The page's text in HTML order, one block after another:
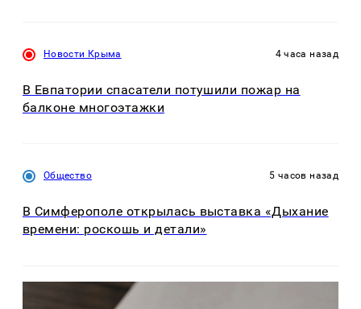
Новости Крыма 4 часа назад
В Евпатории спасатели потушили пожар на
балконе многоэтажки
Общество 5 часов назад
В Симферополе открылась выставка «Дыхание
времени: роскошь и детали»